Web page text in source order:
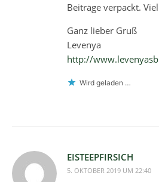
Beiträge verpackt.
Ganz lieber Gruß
Levenya
http://
Wird geladen …
EISTEEPFIRSICH
5. OKTOBER 2019 UM 22:40